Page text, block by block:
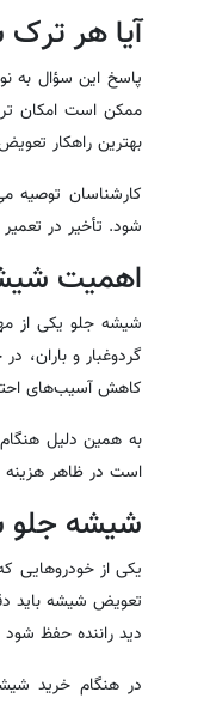
آیا هر
پاسخ این سؤال به
ممکن است امکان
بهترین راهکار
کارشناسان
شود. تأخیر در
اهمیت
شیشه جلو یکی از
گردوغبار و
کاهش آسیب‌های
به همین دلیل
است در ظاهر هزینه
شیشه جلو
یکی از خودروهایی
تعویض شیشه باید
دید راننده حفظ
در هنگام خرید